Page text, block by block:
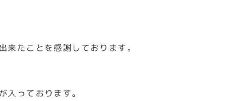
たことを感謝しております。
っております。